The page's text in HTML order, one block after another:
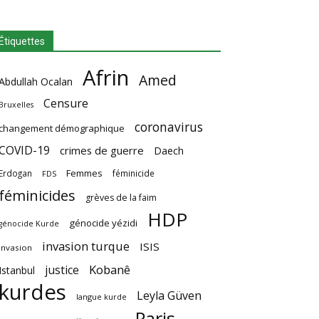
Ocalan Afrin Amed
Censure
démographique coronavirus
19 crimes de guerre Daech
FDS Femmes féminicide
grèves de la faim
Kurde génocide yézidi HDP
invasion turque ISIS
justice Kobanê
langue kurde Leyla Güven